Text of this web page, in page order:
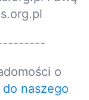
o
naszego